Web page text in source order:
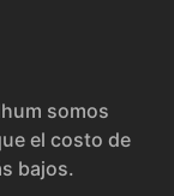
somos
el costo de
bajos.